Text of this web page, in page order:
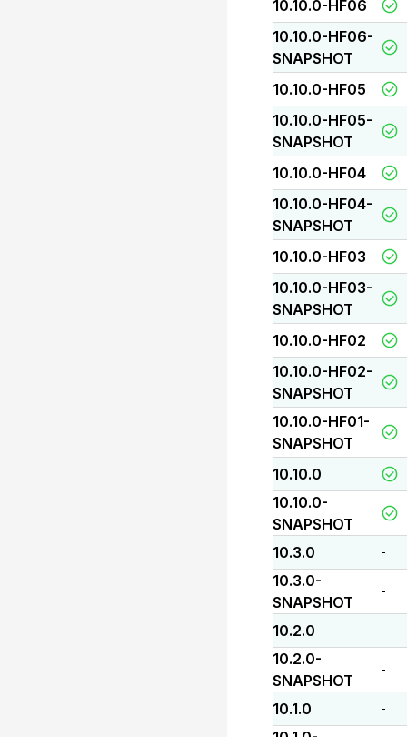
10.10.0-HF06
10.10.0-HF06-
SNAPSHOT
10.10.0-HF05
10.10.0-HF05-
SNAPSHOT
10.10.0-HF04
10.10.0-HF04-
SNAPSHOT
10.10.0-HF03
10.10.0-HF03-
SNAPSHOT
10.10.0-HF02
10.10.0-HF02-
SNAPSHOT
10.10.0-HF01-
SNAPSHOT
10.10.0
10.10.0-
SNAPSHOT
10.3.0
-
10.3.0-
SNAPSHOT
-
10.2.0 -
10.2.0-
SNAPSHOT
-
10.1.0 -